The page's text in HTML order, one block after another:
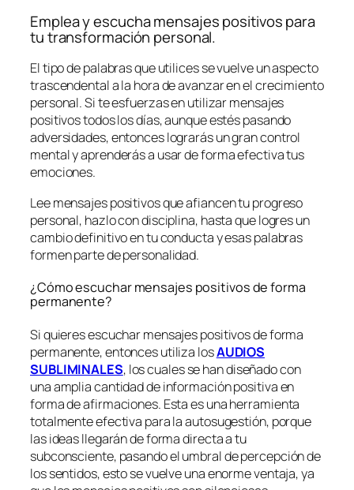
Emplea y escucha mensajes positivos para
tu transformación personal.
El tipo de palabras que utilices se vuelve un aspecto
trascendental a la hora de avanzar en el crecimiento
personal. Si te esfuerzas en utilizar mensajes
positivos todos los días, aunque estés pasando
adversidades, entonces lograrás un gran control
mental y aprenderás a usar de forma efectiva tus
emociones.
Lee mensajes positivos que afiancen tu progreso
personal, hazlo con disciplina, hasta que logres un
cambio definitivo en tu conducta y esas palabras
formen parte de personalidad.
¿Cómo escuchar mensajes positivos de forma
permanente?
Si quieres escuchar mensajes positivos de forma
permanente, entonces utiliza losAUDIOS
SUBLIMINALES, los cuales se han diseñado con
una amplia cantidad de información positiva en
forma de afirmaciones. Esta es una herramienta
totalmente efectiva para la autosugestión, porque
las ideas llegarán de forma directa a tu
subconsciente, pasando el umbral de percepción de
los sentidos, esto se vuelve una enorme ventaja, ya